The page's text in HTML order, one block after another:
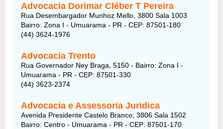
Advocacia Dorimar Cléber T Pereira
Rua Desembargador Munhoz Mello, 3800 Sala 1003
Bairro: Zona I - Umuarama - PR - CEP: 87501-180
(44) 3624-1976
Advocacia Trento
Rua Governador Ney Braga, 5150 - Bairro: Zona I -
Umuarama - PR - CEP: 87501-330
(44) 3623-2374
Advocacia e Assessoria Juridica
Avenida Presidente Castelo Branco, 3806 Sala 1502
Bairro: Centro - Umuarama - PR - CEP: 87501-170